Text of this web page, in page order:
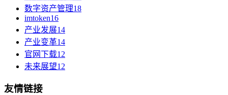
数字资产管理18
imtoken16
产业发展14
产业变革14
官网下载12
未来展望12
友情链接